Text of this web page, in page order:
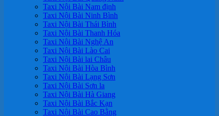
Taxi Nội Bài Nam định
Taxi Nội Bài Ninh Bình
Taxi Nội Bài Thái Bình
Taxi Nội Bài Thanh Hóa
Taxi Nội Bài Nghệ An
Taxi Nội Bài Lào Cai
Taxi Nội Bài lai Châu
Taxi Nội Bài Hòa Bình
Taxi Nội Bài Lạng Sơn
Taxi Nội Bài Sơn la
Taxi Nội Bài Hà Giang
Taxi Nội Bài Bắc Kạn
Taxi Nội Bài Cao Bằng